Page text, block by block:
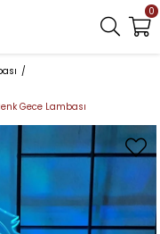
0
Gece Lambası